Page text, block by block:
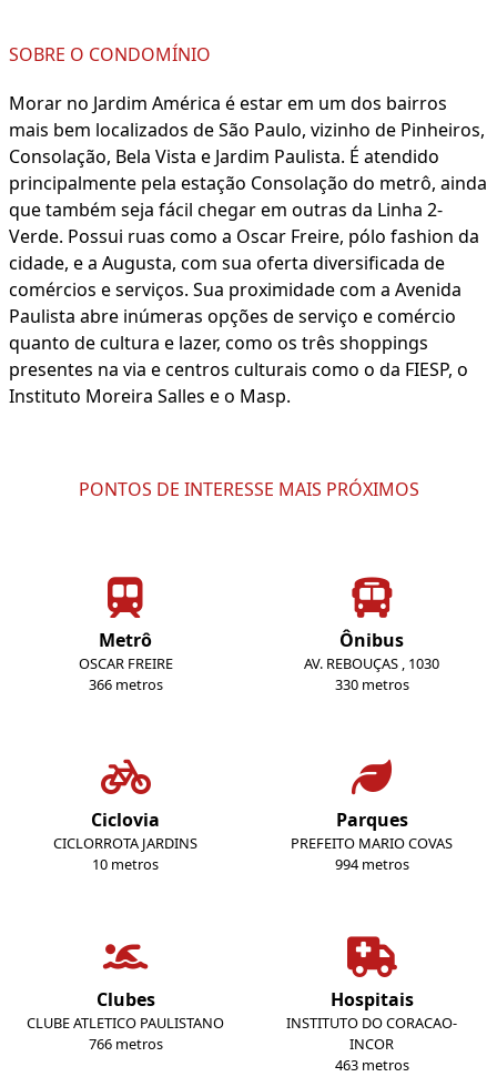
SOBRE O CONDOMÍNIO
Morar no Jardim América é estar em um dos bairros
mais bem localizados de São Paulo, vizinho de Pinheiros,
Consolação, Bela Vista e Jardim Paulista. É atendido
principalmente pela estação Consolação do metrô, ainda
que também seja fácil chegar em outras da Linha 2-
Verde. Possui ruas como a Oscar Freire, pólo fashion da
cidade, e a Augusta, com sua oferta diversificada de
comércios e serviços. Sua proximidade com a Avenida
Paulista abre inúmeras opções de serviço e comércio
quanto de cultura e lazer, como os três shoppings
presentes na via e centros culturais como o da FIESP, o
Instituto Moreira Salles e o Masp.
PONTOS DE INTERESSE MAIS PRÓXIMOS
Metrô
OSCAR FREIRE
366 metros
Ônibus
AV. REBOUÇAS , 1030
330 metros
Ciclovia
CICLORROTA JARDINS
10 metros
Parques
PREFEITO MARIO COVAS
994 metros
Clubes
CLUBE ATLETICO PAULISTANO
766 metros
Hospitais
INSTITUTO DO CORACAO-
INCOR
463 metros